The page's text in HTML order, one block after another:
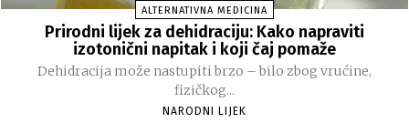
ALTERNATIVNA MEDICINA
Prirodni lijek za dehidraciju: Kako napraviti
izotonični napitak i koji čaj pomaže
Dehidracija može nastupiti brzo – bilo zbog vrućine,
fizičkog...
NARODNI LIJEK